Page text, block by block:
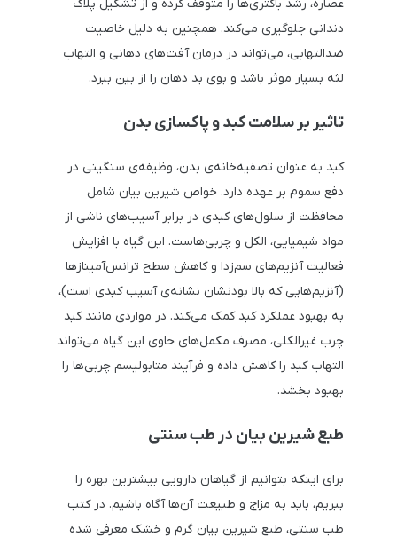
عصاره، رشد باکتری‌ها را متوقف کرده و از تشکیل پلاک
دندانی جلوگیری می‌کند. همچنین به دلیل خاصیت
ضدالتهابی، می‌تواند در درمان آفت‌های دهانی و التهاب
لثه بسیار موثر باشد و بوی بد دهان را از بین ببرد.
تاثیر بر سلامت کبد و پاکسازی بدن
کبد به عنوان تصفیه‌خانه‌ی بدن، وظیفه‌ی سنگینی در
دفع سموم بر عهده دارد. خواص شیرین بیان شامل
محافظت از سلول‌های کبدی در برابر آسیب‌های ناشی از
مواد شیمیایی، الکل و چربی‌هاست. این گیاه با افزایش
فعالیت آنزیم‌های سم‌زدا و کاهش سطح ترانس‌آمینازها
(آنزیم‌هایی که بالا بودنشان نشانه‌ی آسیب کبدی است)،
به بهبود عملکرد کبد کمک می‌کند. در مواردی مانند کبد
چرب غیرالکلی، مصرف مکمل‌های حاوی این گیاه می‌تواند
التهاب کبد را کاهش داده و فرآیند متابولیسم چربی‌ها را
بهبود بخشد.
طبع شیرین بیان در طب سنتی
برای اینکه بتوانیم از گیاهان دارویی بیشترین بهره را
ببریم، باید به مزاج و طبیعت آن‌ها آگاه باشیم. در کتب
طب سنتی، طبع شیرین بیان گرم و خشک معرفی شده